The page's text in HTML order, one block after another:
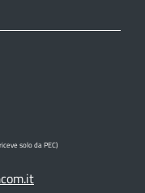
solo da PEC)